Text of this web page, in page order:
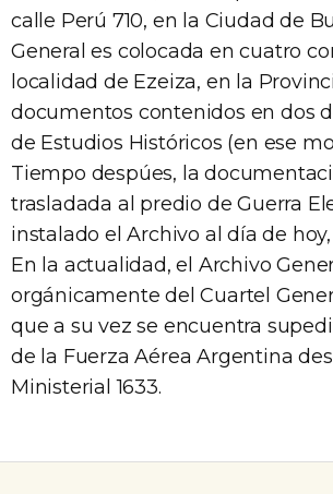
calle Perú 710, en la Ciudad de
General es colocada en cuatro
localidad de Ezeiza, en la
documentos contenidos en dos
de Estudios Históricos (en ese
Tiempo despúes, la
trasladada al predio de Guerra
instalado el Archivo al día de
En la actualidad, el Archivo
orgánicamente del Cuartel
que a su vez se encuentra
de la Fuerza Aérea Argentina
Ministerial 1633.